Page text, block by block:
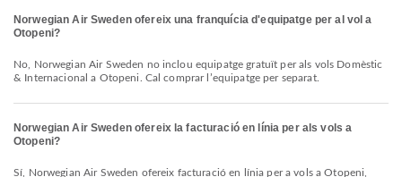
Norwegian Air Sweden ofereix una franquícia d'equipatge per al vol a
Otopeni?
No, Norwegian Air Sweden no inclou equipatge gratuït per als vols Domèstic
& Internacional a Otopeni. Cal comprar l’equipatge per separat.
Norwegian Air Sweden ofereix la facturació en línia per als vols a
Otopeni?
Sí, Norwegian Air Sweden ofereix facturació en línia per a vols a Otopeni,